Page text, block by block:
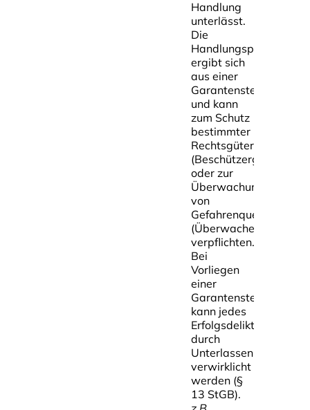
Handlung
unterlässt.
Die
Handlungspflicht
ergibt sich
aus einer
Garantenstellung
und kann
zum Schutz
bestimmter
Rechtsgüter
(Beschützergaranten)
oder zur
Überwachung
von
Gefahrenquellen
(Überwachergaranten)
verpflichten.
Bei
Vorliegen
einer
Garantenstellung
kann jedes
Erfolgsdelikt
durch
Unterlassen
verwirklicht
werden (§
13 StGB).